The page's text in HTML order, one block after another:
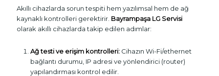
Akıllı cihazlarda sorun tespiti hem yazılımsal hem de ağ
kaynaklı kontrolleri gerektirir. Bayrampaşa LG Servisi
olarak akıllı cihazlarda takip edilen adımlar:
Ağ testi ve erişim kontrolleri:Cihazın Wi-Fi/ethernet
bağlantı durumu, IP adresi ve yönlendirici (router)
yapılandırması kontrol edilir.